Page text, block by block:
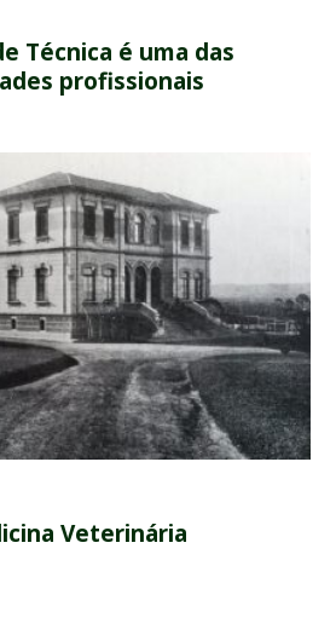
Técnica é uma das
profissionais
Veterinária